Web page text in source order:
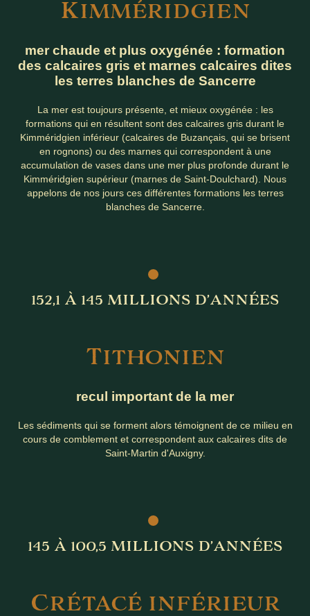
KIMMÉRIDGIEN
mer chaude et plus oxygénée : formation
des calcaires gris et marnes calcaires dites
les terres blanches de Sancerre
La mer est toujours présente, et mieux oxygénée : les
formations qui en résultent sont des calcaires gris durant le
Kimméridgien inférieur (calcaires de Buzançais, qui se brisent
en rognons) ou des marnes qui correspondent à une
accumulation de vases dans une mer plus profonde durant le
Kimméridgien supérieur (marnes de Saint-Doulchard). Nous
appelons de nos jours ces différentes formations les terres
blanches de Sancerre.
TITHONIEN
recul important de la mer
Les sédiments qui se forment alors témoignent de ce milieu en
cours de comblement et correspondent aux calcaires dits de
Saint-Martin d'Auxigny.
152,1 À 145 MILLIONS D’ANNÉES
CRÉTACÉ INFÉRIEUR
145 À 100,5 MILLIONS D’ANNÉES